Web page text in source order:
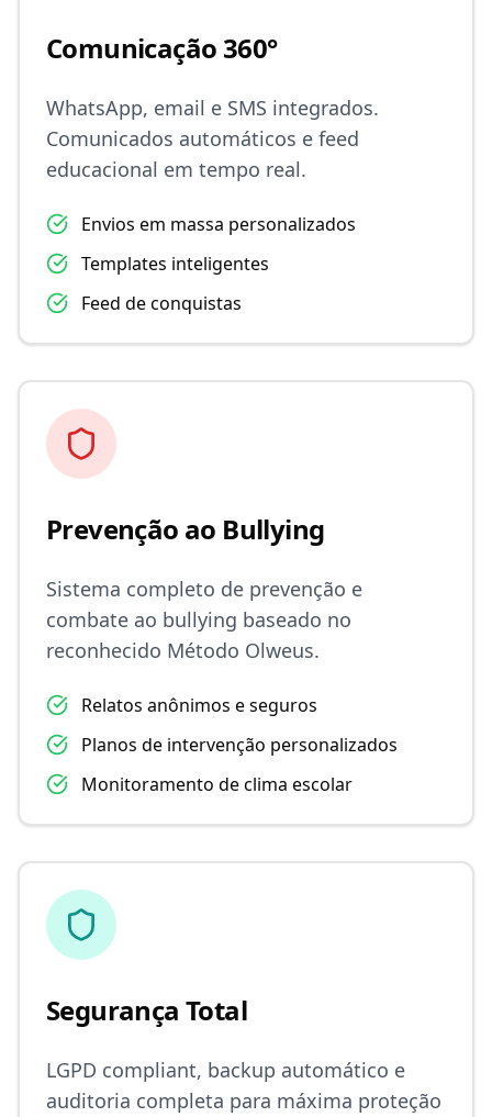
Comunicação 360°
WhatsApp, email e SMS integrados.
Comunicados automáticos e feed
educacional em tempo real.
Envios em massa personalizados
Templates inteligentes
Feed de conquistas
Prevenção ao Bullying
Sistema completo de prevenção e
combate ao bullying baseado no
reconhecido Método Olweus.
Relatos anônimos e seguros
Planos de intervenção personalizados
Monitoramento de clima escolar
Segurança Total
LGPD compliant, backup automático e
auditoria completa para máxima proteção